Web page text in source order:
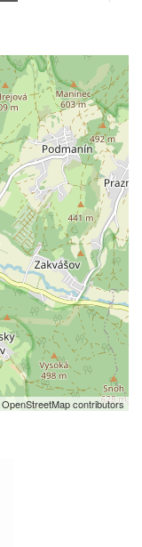
OpenStreetMapcontributors